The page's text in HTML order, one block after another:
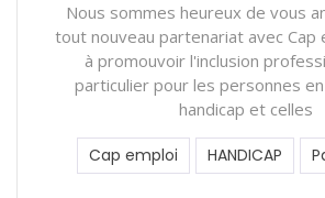
Nous sommes heureux de vous
tout nouveau partenariat avec Cap
à promouvoir l'inclusion
particulier pour les personnes
handicap et celles
Cap emploi HANDICAP